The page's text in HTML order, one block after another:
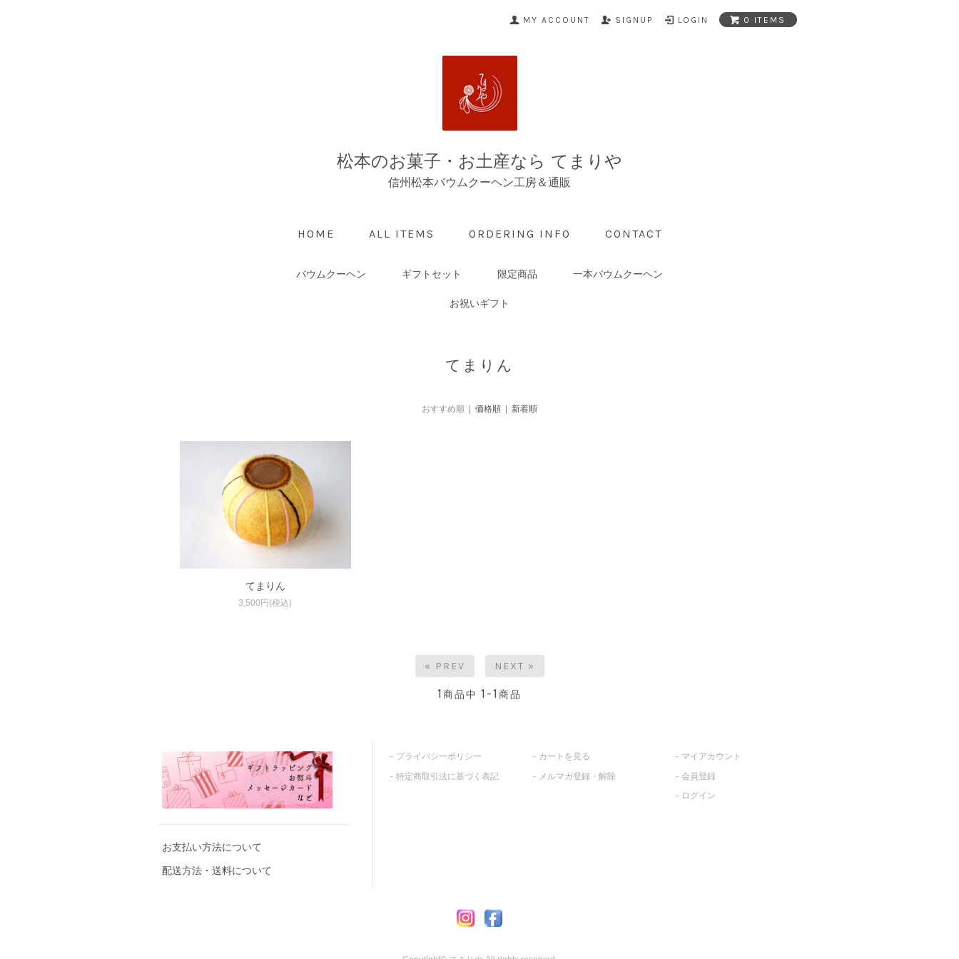
MY ACCOUNT SIGNUP LOGIN 0 ITEMS
松本のお菓子・お土産なら てまりや
信州松本バウムクーヘン工房＆通販
HOME ALL ITEMS ORDERING INFO CONTACT
バウムクーヘン ギフトセット 限定商品 一本バウムクーヘン
お祝いギフト
てまりん
おすすめ順 | 価格順 新着順
てまりん
3,500円(税込)
« PREV NEXT »
1 商品中 1-1 商品
お支払い方法について
配送方法・送料について
プライバシーポリシー
特定商取引法に基づく表記
カートを見る
メルマガ登録・解除
マイアカウント
会員登録
ログイン